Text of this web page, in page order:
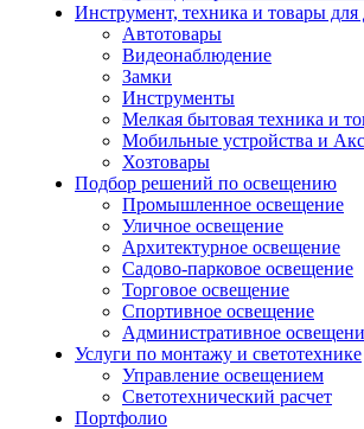
Инструмент, техника и товары для
Автотовары
Видеонаблюдение
Замки
Инструменты
Мелкая бытовая техника и
Мобильные устройства и
Хозтовары
Подбор решений по освещению
Промышленное освещение
Уличное освещение
Архитектурное освещение
Садово-парковое освещение
Торговое освещение
Спортивное освещение
Административное
Услуги по монтажу и светотехнике
Управление освещением
Светотехнический расчет
Портфолио